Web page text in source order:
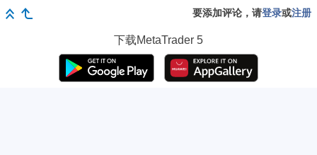
要添加评论，请登录或注册
下载MetaTrader 5